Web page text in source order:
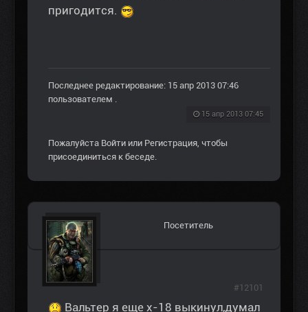
пригодится.
Последнее редактирование: 15 апр 2013 07:46
пользователем .
15 апр 2013 07:45
Пожалуйста Войти или Регистрация, чтобы
присоединиться к беседе.
Посетитель
Вальтер я еще х-18 выкинул,думал
#12101